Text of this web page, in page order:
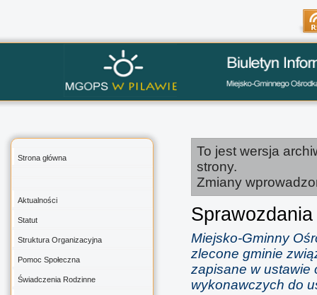
Strona główna
Aktualności
Statut
Struktura Organizacyjna
Pomoc Społeczna
Świadczenia Rodzinne
To jest wersja
strony.
Zmiany
Sprawozdania
Miejsko-Gminny
zlecone gminie
zapisane w ustawie
wykonawczych do